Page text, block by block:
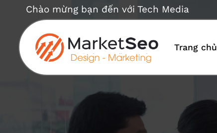
dung
Chào mừng bạn đến với Tech Media
Trang chủ